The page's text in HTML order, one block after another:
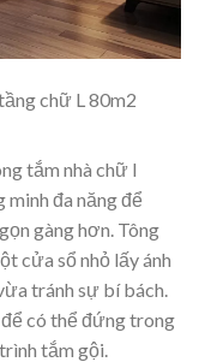
chữ L 80m2
tắm nhà chữ l
đa năng để
gàng hơn. Tông
cửa sổ nhỏ lấy ánh
tránh sự bí bách.
có thể đứng trong
tắm gội.